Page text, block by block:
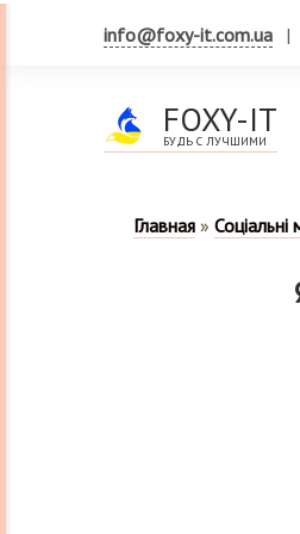
info@foxy-it.com.ua
FOXY-IT
БУДЬ С ЛУЧШИМИ
Главная » Соціальні